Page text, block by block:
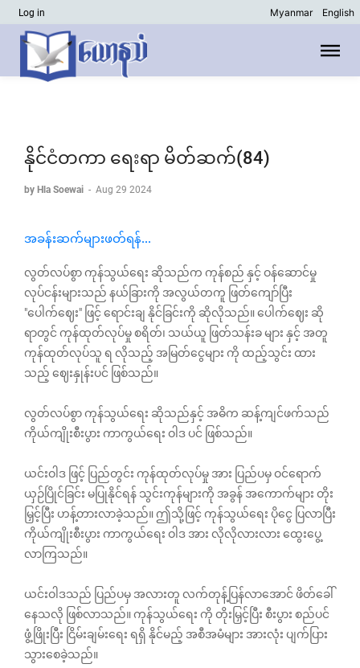
Log in Myanmar English
နိုင်ငံတကာ ရေးရာ မိတ်ဆက်(84)
by Hla Soewai - Aug 29 2024
အခန်းဆက်များဖတ်ရန်...
လွတ်လပ်စွာ ကုန်သွယ်ရေး ဆိုသည်က ကုန်စည် နှင့် ဝန်ဆောင်မှု
လုပ်ငန်းများသည် နယ်ခြားကို အလွယ်တကူ ဖြတ်ကျော်ပြီး
"ပေါက်ဈေး" ဖြင့် ရောင်းချ နိုင်ခြင်းကို ဆိုလိုသည်။ ပေါက်ဈေး ဆို
ရာတွင် ကုန်ထုတ်လုပ်မှု စရိတ်၊ သယ်ယူ ဖြတ်သန်းခ များ နှင့် အတူ
ကုန်ထုတ်လုပ်သူ ရ လိုသည့် အမြတ်ငွေများ ကို ထည့်သွင်း ထား
သည့် ဈေးနှုန်းပင် ဖြစ်သည်။
လွတ်လပ်စွာ ကုန်သွယ်ရေး ဆိုသည်နှင့် အဓိက ဆန့်ကျင်ဖက်သည်
ကိုယ်ကျိုးစီးပွား ကာကွယ်ရေး ဝါဒ ပင် ဖြစ်သည်။
ယင်းဝါဒ ဖြင့် ပြည်တွင်း ကုန်ထုတ်လုပ်မှု အား ပြည်ပမှ ဝင်ရောက်
ယှဉ်ပြိုင်ခြင်း မပြုနိုင်ရန် သွင်းကုန်များကို အခွန် အကောက်များ တိုး
မြှင့်ပြီး ဟန့်တားလာခဲ့သည်။ ဤသို့ဖြင့် ကုန်သွယ်ရေး ပိုငွေ ပြလာပြီး
ကိုယ်ကျိုးစီးပွား ကာကွယ်ရေး ဝါဒ အား လိုလိုလားလား ထွေးပွေ့
လာကြသည်။
ယင်းဝါဒသည် ပြည်ပမှ အလားတူ လက်တုန့်ပြန်လာ‌အောင် ဖိတ်ခေါ်
နေသလို ဖြစ်လာသည်။ ကုန်သွယ်ရေး ကို တိုးမြှင့်ပြီး စီးပွား စည်ပင်
ဖွံ့ဖြိုးပြီး ငြိမ်းချမ်းရေး ရရှိ နိုင်မည့် အစီအမံများ အားလုံး ပျက်ပြား
သွားစေခဲ့သည်။